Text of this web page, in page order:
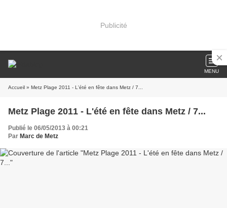
Publicité
MENU
Accueil » Metz Plage 2011 - L'été en fête dans Metz / 7...
Metz Plage 2011 - L'été en fête dans Metz / 7...
Publié le 06/05/2013 à 00:21
Par Marc de Metz